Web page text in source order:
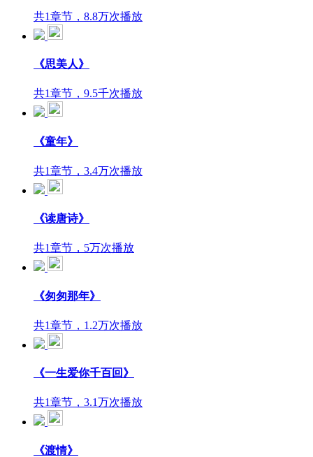
共1章节，8.8万次播放
《思美人》
共1章节，9.5千次播放
《童年》
共1章节，3.4万次播放
《读唐诗》
共1章节，5万次播放
《匆匆那年》
共1章节，1.2万次播放
《一生爱你千百回》
共1章节，3.1万次播放
《渡情》